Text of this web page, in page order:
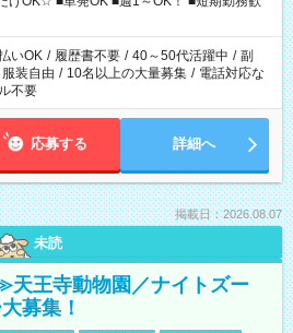
ご自身のご都合で選んで頂ける完全自由シ
いOK / 履歴書不要 / 40～50代活躍中 / 副
服装自由 / 10名以上の大量募集 / 電話対応な
不要
応募する 詳細へ
掲載日：2026.08.07
未読
王寺動物園／ナイトズー
募集！